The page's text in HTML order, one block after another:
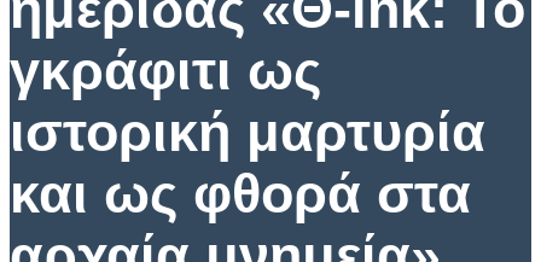
γκράφιτι ως
ιστορική μαρτυρία
και ως φθορά στα